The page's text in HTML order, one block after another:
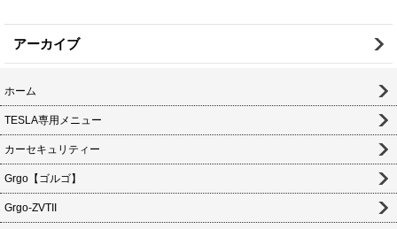
アーカイブ
ホーム
TESLA専用メニュー
カーセキュリティー
Grgo【ゴルゴ】
Grgo-ZVTII